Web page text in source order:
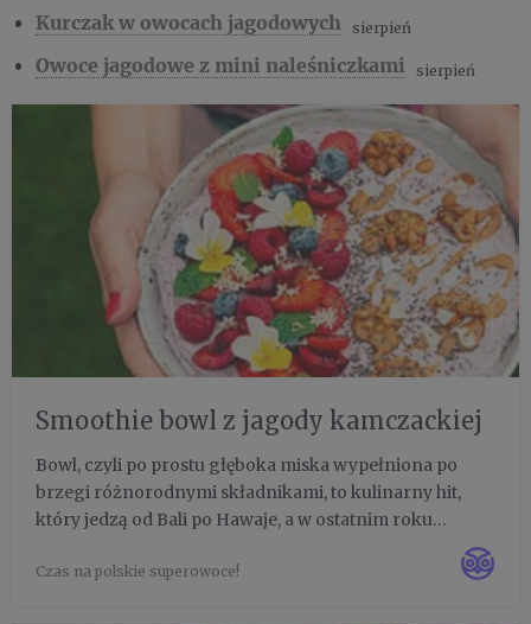
Kurczak w owocach jagodowych sierpień
Owoce jagodowe z mini naleśniczkami sierpień
Smoothie bowl z jagody kamczackiej
Bowl, czyli po prostu głęboka miska wypełniona po
brzegi różnorodnymi składnikami, to kulinarny hit,
który jedzą od Bali po Hawaje, a w ostatnim roku
wytrawne albo słodkie, ale zawsze wypełnione są
Czas na polskie superowoce!